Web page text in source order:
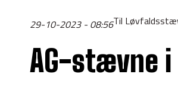
29-10-2023 - 08:56
AG-stævne i
Til